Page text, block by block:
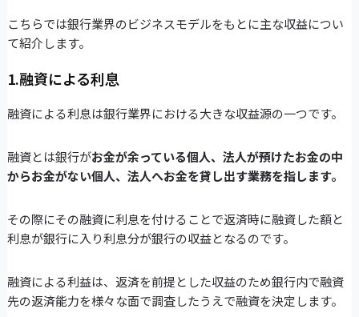
こちらでは銀行業界のビジネスモデルをもとに主な収益につい
て紹介します。
1.融資による利息
融資による利息は銀行業界における大きな収益源の一つです。
融資とは銀行がお金が余っている個人、法人が預けたお金の中
からお金がない個人、法人へお金を貸し出す業務を指します。
その際にその融資に利息を付けることで返済時に融資した額と
利息が銀行に入り利息分が銀行の収益となるのです。
融資による利益は、返済を前提とした収益のため銀行内で融資
先の返済能力を様々な面で調査したうえで融資を決定します。